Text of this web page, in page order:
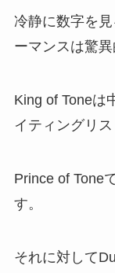
冷静に数字を
ーマンスは驚異
King of Toneは
イティングリス
Prince of Tone
す。
それに対して